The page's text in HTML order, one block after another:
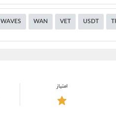
WAVES WAN VET USDT
امتیاز